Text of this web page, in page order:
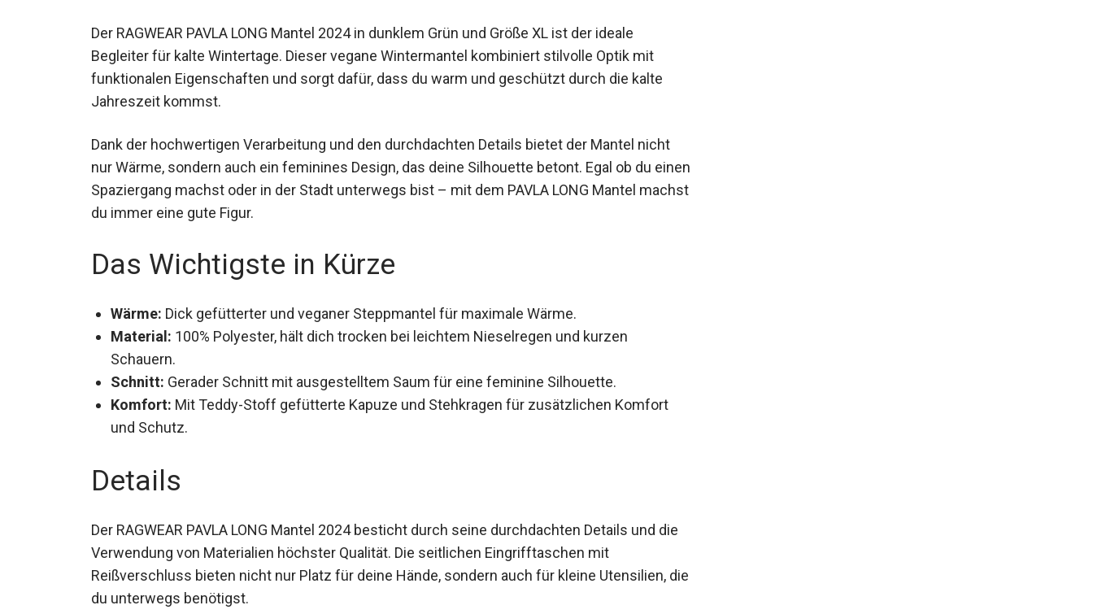
Der RAGWEAR PAVLA LONG Mantel 2024 in dunklem Grün und Größe XL ist der ideale
Begleiter für kalte Wintertage. Dieser vegane Wintermantel kombiniert stilvolle Optik mit
funktionalen Eigenschaften und sorgt dafür, dass du warm und geschützt durch die kalte
Jahreszeit kommst.
Dank der hochwertigen Verarbeitung und den durchdachten Details bietet der Mantel nicht
nur Wärme, sondern auch ein feminines Design, das deine Silhouette betont. Egal ob du
einen Spaziergang machst oder in der Stadt unterwegs bist – mit dem PAVLA LONG Mantel
machst du immer eine gute Figur.
Das Wichtigste in Kürze
Wärme:
Dick gefütterter und veganer Steppmantel für maximale Wärme.
Material: 100% Polyester, hält dich trocken bei leichtem Nieselregen und kurzen
Schauern.
Schnitt:
Gerader Schnitt mit ausgestelltem Saum für eine feminine Silhouette.
Komfort: Mit Teddy-Stoff gefütterte Kapuze und Stehkragen für zusätzlichen Komfort
und Schutz.
Details
Der RAGWEAR PAVLA LONG Mantel 2024 besticht durch seine durchdachten Details und die
Verwendung von Materialien höchster Qualität. Die seitlichen Eingrifftaschen mit
Reißverschluss bieten nicht nur Platz für deine Hände, sondern auch für kleine Utensilien,
die du unterwegs benötigst.